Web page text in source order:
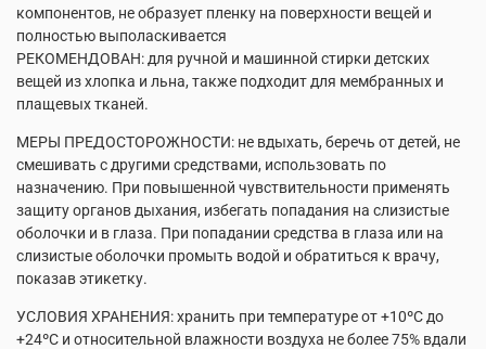
компонентов, не образует пленку на поверхности вещей и
полностью выполаскивается
РЕКОМЕНДОВАН: для ручной и машинной стирки детских
вещей из хлопка и льна, также подходит для мембранных и
плащевых тканей.
МЕРЫ ПРЕДОСТОРОЖНОСТИ: не вдыхать, беречь от детей, не
смешивать с другими средствами, использовать по
назначению. При повышенной чувствительности применять
защиту органов дыхания, избегать попадания на слизистые
оболочки и в глаза. При попадании средства в глаза или на
слизистые оболочки промыть водой и обратиться к врачу,
показав этикетку.
УСЛОВИЯ ХРАНЕНИЯ: хранить при температуре от +10ºС до
+24ºС и относительной влажности воздуха не более 75% вдали